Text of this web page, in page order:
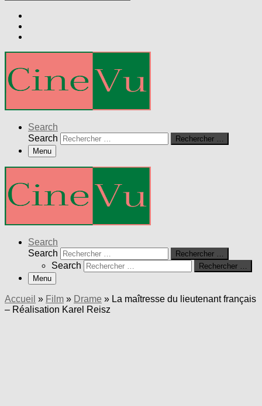
Search
Search
Rechercher …
Menu
Search
Search
Rechercher …
Search
Rechercher …
Menu
Accueil » Film » Drame » La maîtresse du lieutenant français
– Réalisation Karel Reisz